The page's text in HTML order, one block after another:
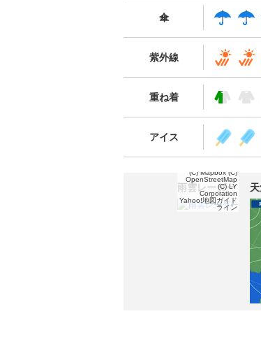
傘
紫外線
重ね着
アイス
雨雲レーダー
(C) Mapbox (C)
OpenStreetMap
(C) LY
Corporation
Yahoo!地図ガイド
ライン